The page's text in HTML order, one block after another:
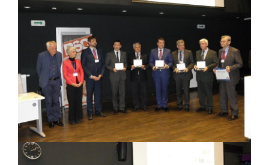
PRELIMINARNA RANG LISTA KANDIDATA KOJI
SU OSTVARILI PRAVO NA GRADSKI MJESEČNI
BORAČKI DODATAK ZA DEMOBILISANE
BORCE VOJSKE REPUBLIKE SRPSKE U STANjU
SOCIJALNE POTREBE
JAVNI POZIV ZA NAJLjEPŠE UREĐENO
DVORIŠTE INDIVIDUALNIH DOMAĆINSTAVA,
DVORIŠTE ZAJEDNICA ETAŽNIH VLASNIKA I
JAVNI PROSTOR U MJESNIM ZAJEDNICAMA